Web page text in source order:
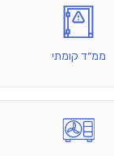
ממ״ד קומתי